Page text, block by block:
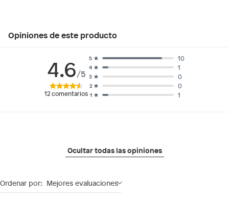
Opiniones de este producto
4.6/5
12comentarios 1 1
2 0
3 0
4 1
5 10
Ocultar todas las opiniones
Ordenar por: Mejores evaluaciones